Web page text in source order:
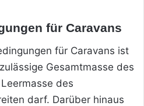
für Caravans
für Caravans ist
Gesamtmasse des
des
darf. Darüber hinaus